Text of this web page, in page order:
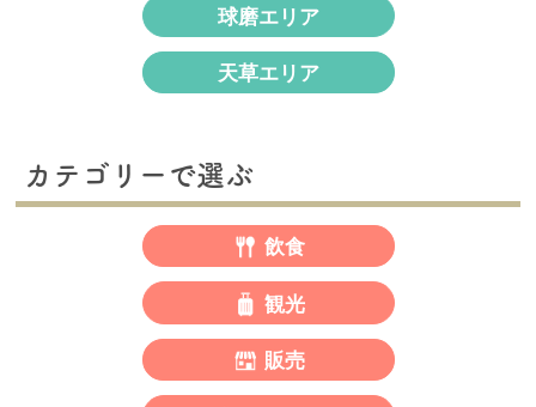
球磨エリア
天草エリア
カテゴリーで選ぶ
飲食
観光
販売